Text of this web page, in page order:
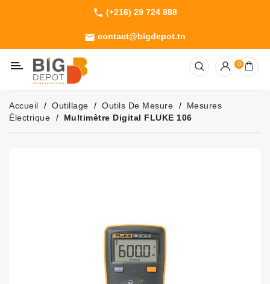
phone (+216) 29 724 888
email contact@bigdepot.tn
Machines
Outillage
Jardinage
Consommables
0
Accueil Outillage Outils De Mesure
Mesures
Électrique
Multimètre Digital FLUKE 106